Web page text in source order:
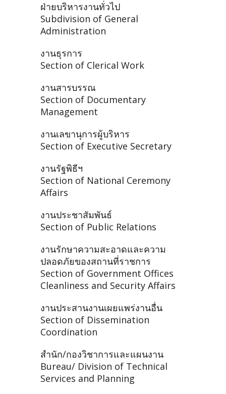
ฝ่ายบริหารงานทั่วไป
Subdivision of General
Administration
งานธุรการ
Section of Clerical Work
งานสารบรรณ
Section of Documentary
Management
งานเลขานุการผู้บริหาร
Section of Executive Secretary
งานรัฐพิธีฯ
Section of National Ceremony
Affairs
งานประชาสัมพันธ์
Section of Public Relations
งานรักษาความสะอาดและความ
ปลอดภัยของสถานที่ราชการ
Section of Government Offices
Cleanliness and Security Affairs
งานประสานงานเผยแพร่งานอื่น
Section of Dissemination
Coordination
สำนัก/กองวิชาการและแผนงาน
Bureau/ Division of Technical
Services and Planning